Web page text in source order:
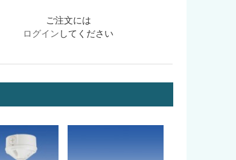
ご注文には
ログイン してください